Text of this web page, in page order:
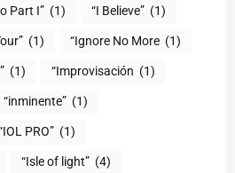
(1) “I Believe” (1)
(1) “Ignore No More (1)
(1) “Improvisación (1)
“inminente” (1)
PRO” (1)
“Isle of light” (4)